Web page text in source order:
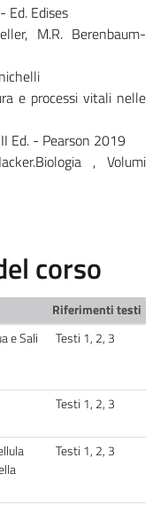
Ed. Edises
M.R. Berenbaum-
e processi vitali nelle
Ed. - Pearson 2019
, Volumi
corso
Riferimenti testi
e Sali
Testi 1, 2, 3
Testi 1, 2, 3
Testi 1, 2, 3